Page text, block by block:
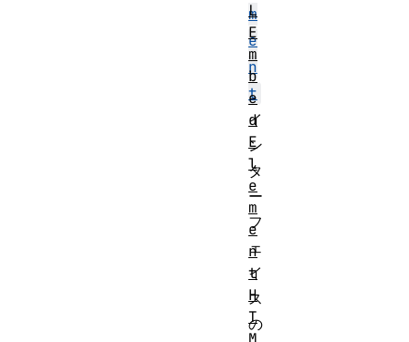
m
e
n
t
イ
ン
タ
ー
フ
ェ
イ
ス
の
L
E
m
b
e
d
E
l
e
m
e
n
t
H
T